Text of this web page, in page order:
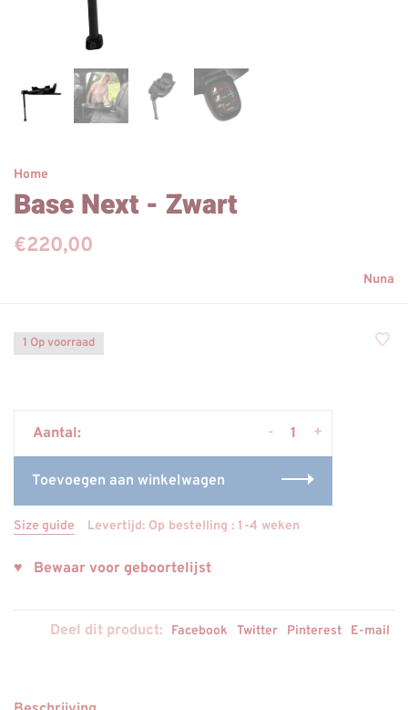
Home
Base Next - Zwart
€220,00
Nuna
1 Op voorraad
Aantal: +
-
Toevoegen aan winkelwagen
Size guide Levertijd: Op bestelling : 1-4 weken
♥ Bewaar voor geboortelijst
Deel dit product: Facebook Twitter Pinterest E-mail